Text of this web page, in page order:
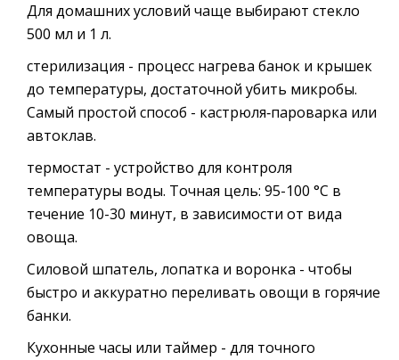
Для домашних условий чаще выбирают стекло
500 мл и 1 л.
стерилизация - процесс нагрева банок и крышек
до температуры, достаточной убить микробы.
Самый простой способ - кастрюля‑пароварка или
автоклав.
термостат - устройство для контроля
температуры воды. Точная цель: 95-100 °C в
течение 10-30 минут, в зависимости от вида
овоща.
Силовой шпатель, лопатка и воронка - чтобы
быстро и аккуратно переливать овощи в горячие
банки.
Кухонные часы или таймер - для точного